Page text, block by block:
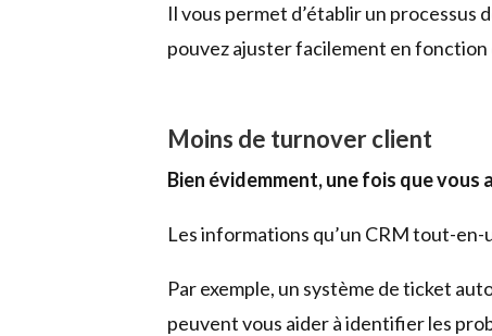
Il vous permet d’établir un processus
pouvez ajuster facilement en fonction
Moins de turnover client
Bien évidemment, une fois que
Les informations qu’un CRM tout-
Par exemple, un système de ticket
peuvent vous aider à identifier les